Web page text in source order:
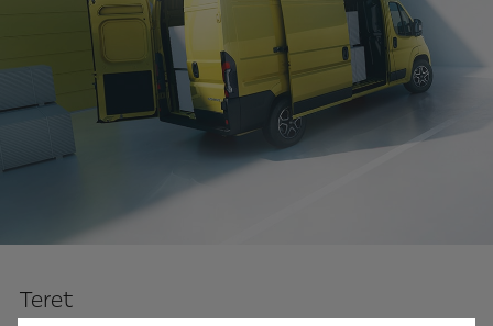
Teret